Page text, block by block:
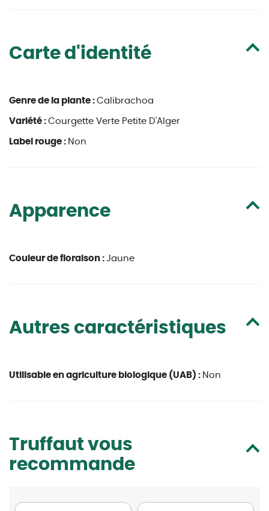
Carte d'identité
Genre de la plante : Calibrachoa
Variété : Courgette Verte Petite D'Alger
Label rouge : Non
Apparence
Couleur de floraison : Jaune
Autres caractéristiques
Utilisable en agriculture biologique (UAB) : Non
Truffaut vous
recommande